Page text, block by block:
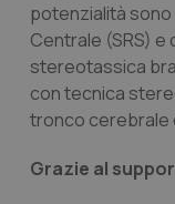
potenzialità
Centrale (SRS)
stereotassica
con tecnica
tronco cerebrale
Grazie al